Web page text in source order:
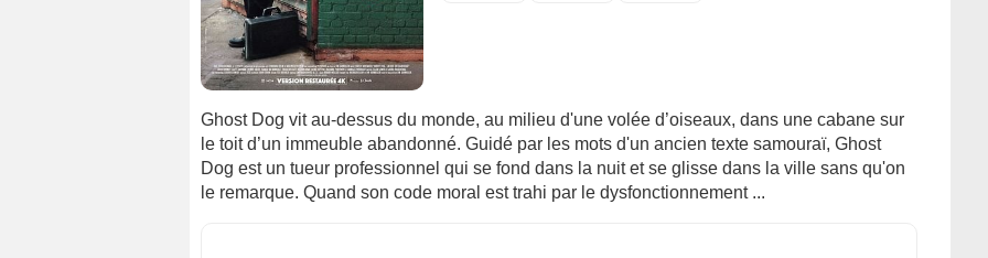
Ghost Dog vit au-dessus du monde, au milieu d'une volée d’oiseaux, dans une cabane sur
le toit d’un immeuble abandonné. Guidé par les mots d'un ancien texte samouraï, Ghost
Dog est un tueur professionnel qui se fond dans la nuit et se glisse dans la ville sans qu'on
le remarque. Quand son code moral est trahi par le dysfonctionnement ...